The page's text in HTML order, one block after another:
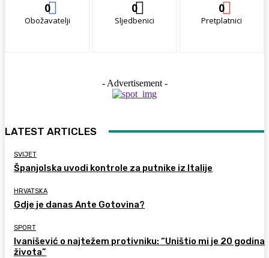
0
Obožavatelji
0
Sljedbenici
0
Pretplatnici
- Advertisement -
LATEST ARTICLES
SVIJET
Španjolska uvodi kontrole za putnike iz Italije
HRVATSKA
Gdje je danas Ante Gotovina?
SPORT
Ivanišević o najtežem protivniku: “Uništio mi je 20 godina
života”